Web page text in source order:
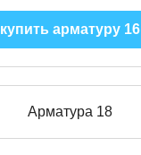
купить арматуру 16
Арматура 18